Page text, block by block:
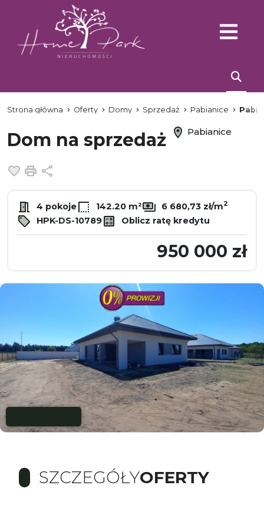
Strona główna Oferty Domy Sprzedaż Pabianice
Dom na sprzedaż Pabianice
Dodaj do ulubionych
Drukuj
4 pokoje 142.20 m² 6 680,73 zł/m2
HPK-DS-10789 Oblicz ratę kredytu
950 000 zł
SZCZEGÓŁYOFERTY